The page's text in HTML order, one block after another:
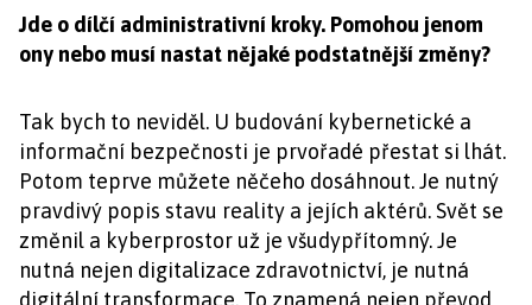
Jde o dílčí administrativní kroky. Pomohou jenom
ony nebo musí nastat nějaké podstatnější změny?
Tak bych to neviděl. U budování kybernetické a
informační bezpečnosti je prvořadé přestat si lhát.
Potom teprve můžete něčeho dosáhnout. Je nutný
pravdivý popis stavu reality a jejích aktérů. Svět se
změnil a kyberprostor už je všudypřítomný. Je
nutná nejen digitalizace zdravotnictví, je nutná
digitální transformace. To znamená nejen převod